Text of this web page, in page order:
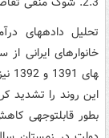
تحلیل داده­های
این روند را تشدید
بطور قابل­توجهی